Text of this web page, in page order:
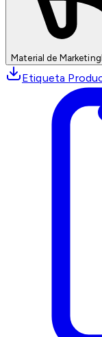
Material de Marketing
Etiqueta